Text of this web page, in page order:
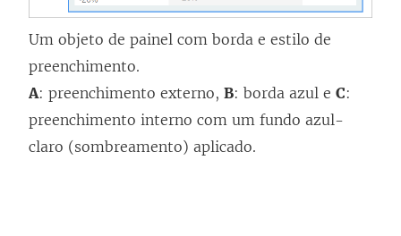
Um objeto de painel com borda e estilo de
preenchimento.
A: preenchimento externo, B: borda azul e C:
preenchimento interno com um fundo azul-
claro (sombreamento) aplicado.